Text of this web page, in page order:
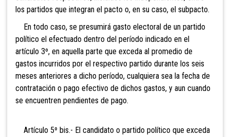
los partidos que integran el pacto o, en su caso, el subpacto.
En todo caso, se presumirá gasto electoral de un partido
político el efectuado dentro del período indicado en el
artículo 3º, en aquella parte que exceda al promedio de
gastos incurridos por el respectivo partido durante los seis
meses anteriores a dicho período, cualquiera sea la fecha de
contratación o pago efectivo de dichos gastos, y aun cuando
se encuentren pendientes de pago.
Artículo 5º bis.- El candidato o partido político que exceda